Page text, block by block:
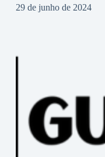
29 de junho de 2024